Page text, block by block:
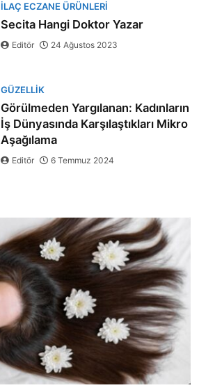
İLAÇ ECZANE ÜRÜNLERI
Secita Hangi Doktor Yazar
Editör 24 Ağustos 2023
GÜZELLIK
Görülmeden Yargılanan: Kadınların
İş Dünyasında Karşılaştıkları Mikro
Aşağılama
Editör 6 Temmuz 2024